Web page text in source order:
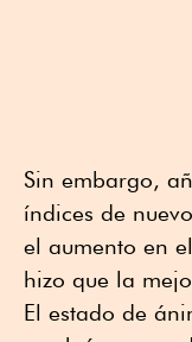
Sin embargo,
índices de
el aumento en
hizo que la
El estado de